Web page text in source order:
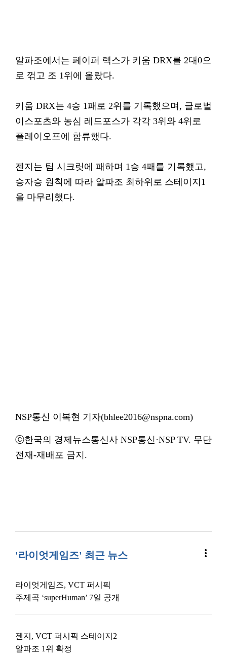
알파조에서는 페이퍼 렉스가 키움 DRX를 2대0으
로 꺾고 조 1위에 올랐다.
키움 DRX는 4승 1패로 2위를 기록했으며, 글로벌
이스포츠와 농심 레드포스가 각각 3위와 4위로
플레이오프에 합류했다.
젠지는 팀 시크릿에 패하며 1승 4패를 기록했고,
승자승 원칙에 따라 알파조 최하위로 스테이지1
을 마무리했다.
NSP통신 이복현 기자(bhlee2016@nspna.com)
ⓒ한국의 경제뉴스통신사 NSP통신·NSP TV. 무단
전재-재배포 금지.
'라이엇게임즈' 최근 뉴스 more_vert
라이엇게임즈, VCT 퍼시픽
주제곡 ‘superHuman’ 7일 공개
젠지, VCT 퍼시픽 스테이지2
알파조 1위 확정